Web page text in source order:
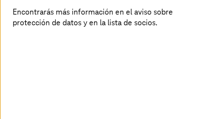
herramientas ofrecen numerosas ventajas, como rapidez
y ahorro de costes, mayor transparencia, identificación
Encontrarás más información en el aviso sobre
protección de datos y en la lista de socios.